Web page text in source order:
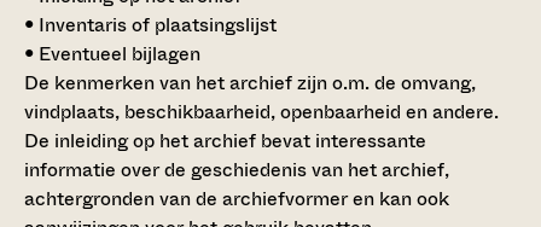
• Inventaris of plaatsingslijst
• Eventueel bijlagen
De kenmerken van het archief zijn o.m. de omvang,
vindplaats, beschikbaarheid, openbaarheid en andere.
De inleiding op het archief bevat interessante
informatie over de geschiedenis van het archief,
achtergronden van de archiefvormer en kan ook